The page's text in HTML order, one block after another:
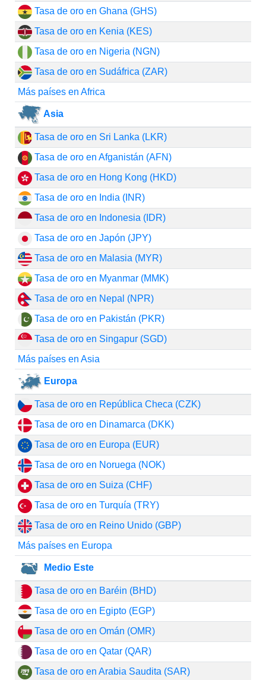
Tasa de oro en Ghana (GHS)
Tasa de oro en Kenia (KES)
Tasa de oro en Nigeria (NGN)
Tasa de oro en Sudáfrica (ZAR)
Más países en Africa
Asia
Tasa de oro en Sri Lanka (LKR)
Tasa de oro en Afganistán (AFN)
Tasa de oro en Hong Kong (HKD)
Tasa de oro en India (INR)
Tasa de oro en Indonesia (IDR)
Tasa de oro en Japón (JPY)
Tasa de oro en Malasia (MYR)
Tasa de oro en Myanmar (MMK)
Tasa de oro en Nepal (NPR)
Tasa de oro en Pakistán (PKR)
Tasa de oro en Singapur (SGD)
Más países en Asia
Europa
Tasa de oro en República Checa (CZK)
Tasa de oro en Dinamarca (DKK)
Tasa de oro en Europa (EUR)
Tasa de oro en Noruega (NOK)
Tasa de oro en Suiza (CHF)
Tasa de oro en Turquía (TRY)
Tasa de oro en Reino Unido (GBP)
Más países en Europa
Medio Este
Tasa de oro en Baréin (BHD)
Tasa de oro en Egipto (EGP)
Tasa de oro en Omán (OMR)
Tasa de oro en Qatar (QAR)
Tasa de oro en Arabia Saudita (SAR)